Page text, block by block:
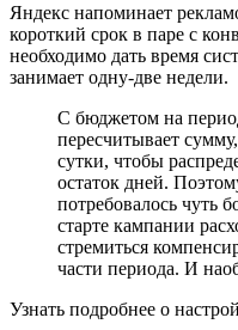
Яндекс напоминает
короткий срок в паре с
необходимо дать время
занимает одну-две недели.
С бюджетом на
пересчитывает
сутки, чтобы
остаток дней.
потребовалось чуть
старте кампании
стремиться
части периода. И
Узнать подробнее о